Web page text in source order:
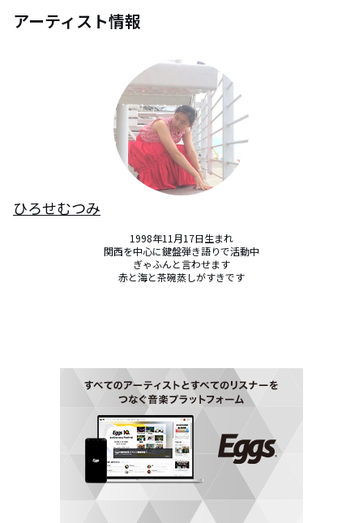
アーティスト情報
ひろせむつみ
1998年11月17日生まれ
関西を中心に鍵盤弾き語りで活動中
ぎゃふんと言わせます
赤と海と茶碗蒸しがすきです